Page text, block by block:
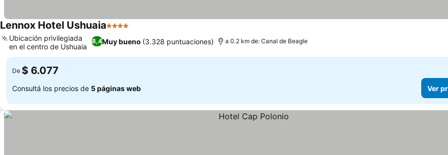
Lennox Hotel Ushuaia4 Estrellas
8,4Muy bueno (3.328 puntuaciones)
Ubicación privilegiada
en el centro de Ushuaia
a 0.2 km de: Canal de Beagle
De $ 6.077
Consultá los precios de 5 páginas web Ver